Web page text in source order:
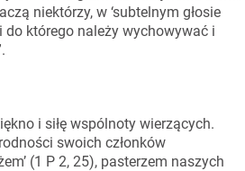
niektórzy, w ‘subtelnym głosie
do którego należy wychowywać i
i siłę wspólnoty wierzących.
swoich członków
(1 P 2, 25), pasterzem naszych